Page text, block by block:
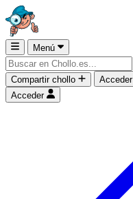
Menú
Compartir chollo
Acceder
Acceder